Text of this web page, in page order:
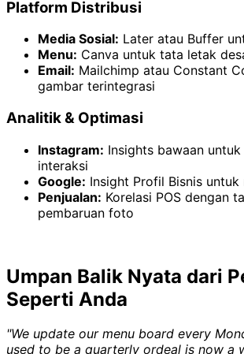
Platform Distribusi
Media Sosial: Later atau Buffer
Menu: Canva untuk tata letak
Email: Mailchimp atau Constant
gambar terintegrasi
Analitik & Optimasi
Instagram: Insights bawaan
interaksi
Google: Insight Profil Bisnis
Penjualan: Korelasi POS dengan
pembaruan foto
Umpan Balik Nyata dari
Seperti Anda
"We update our menu board every
used to be a quarterly ordeal is now a